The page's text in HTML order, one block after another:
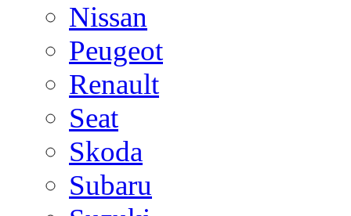
Nissan
Peugeot
Renault
Seat
Skoda
Subaru